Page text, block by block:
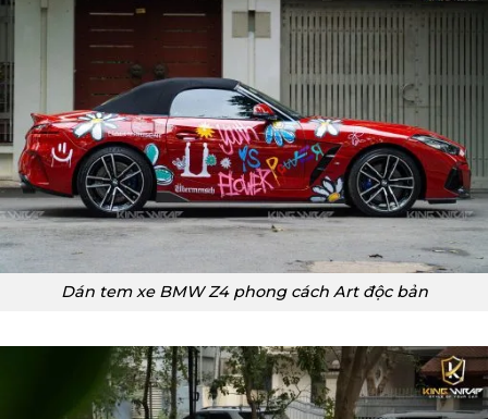
Dán tem xe BMW Z4 phong cách Art độc bản